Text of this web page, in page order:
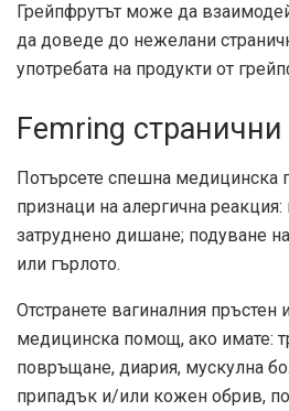
Грейпфрутът може да
да доведе до нежелани
употребата на продукти от
Femring
Потърсете спешна медицинска
признаци на алергична
затруднено дишане; подуване
или гърлото.
Отстранете вагиналния пръстен
медицинска помощ, ако имате:
повръщане, диария, мускулна
припадък и/или кожен обрив,